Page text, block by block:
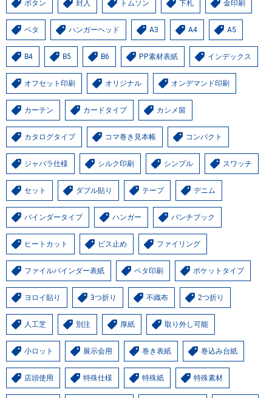
ボタン 封入 トムソン 下札 金印刷
ベタ ハンガーヘッド A3 A4 A5
B4 B5 B6 PP素材表紙 インデックス
オフセット印刷 オリジナル オンデマンド印刷
カーテン カードタイプ カシメ留
カタログタイプ コマ巻き見本帳 コンパクト
ジャバラ仕様 シルク印刷 シンプル スワッチ
セット ダブル貼り テープ デニム
バインダータイプ ハンガー バンチブック
ヒートカット ビス止め ファイリング
ファイルバインダー表紙 ベタ印刷 ポケットタイプ
ヨロイ貼り 3つ折り 不織布 2つ折り
人工芝 別注 厚紙 取り外し可能
小ロット 展示会用 巻き表紙 巻込み台紙
店頭使用 特殊仕様 特殊紙 特殊素材